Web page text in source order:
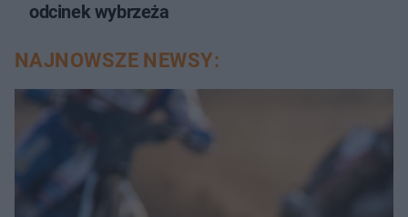
odcinek wybrzeża
NAJNOWSZE NEWSY: